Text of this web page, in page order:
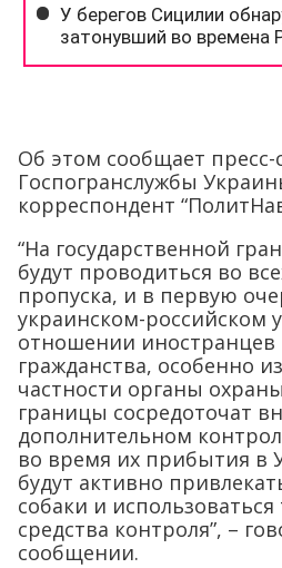
Об этом сообщает пресс-
Госпогранслужбы
корреспондент
“На государственной
будут проводиться во
пропуска, и в первую
украинском-российском
отношении иностранцев
гражданства, особенно
частности органы
границы сосредоточат
дополнительном
во время их прибытия в
будут активно
собаки и использоваться
средства контроля”, –
сообщении.